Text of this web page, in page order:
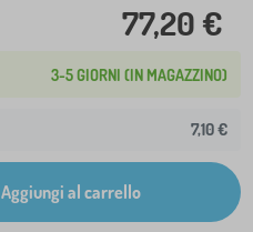
77,20 €
3-5 GIORNI (IN MAGAZZINO)
7,10 €
Aggiungi al carrello